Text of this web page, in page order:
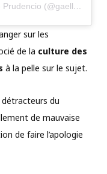
Une publication partagée par Gaëlle Prudencio (@gaelleprudencio)
sur les
de la culture des
à la pelle sur le sujet.
détracteurs du
de mauvaise
de faire l’apologie